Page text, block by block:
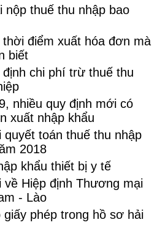
nộp thuế thu nhập bao
điểm xuất hóa đơn mà
biết
chi phí trừ thuế thu
nhiều quy định mới có
xuất nhập khẩu
quyết toán thuế thu nhập
2018
khẩu thiết bị y tế
Hiệp định Thương mại
- Lào
phép trong hồ sơ hải